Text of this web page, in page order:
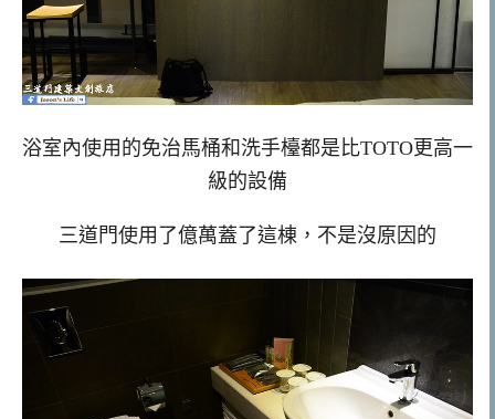
浴室內使用的免治馬桶和洗手檯都是比TOTO更高一
級的設備
三道門使用了億萬蓋了這棟，不是沒原因的